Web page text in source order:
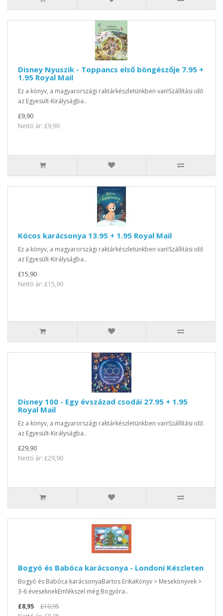
Disney Nyuszik - Toppancs első böngészője 7.95 +
1.95 Royal Mail
Ez a könyv, a magyarországi raktárkészletünkben van!Szállítási idő
az Egyesült-Királyságba..
£9,90
Nettó ár: £9,90
Kócos karácsonya 13.95 + 1.95 Royal Mail
Ez a könyv, a magyarországi raktárkészletünkben van!Szállítási idő
az Egyesült-Királyságba..
£15,90
Nettó ár: £15,90
Disney 100 - Egy évszázad csodái 27.95 + 1.95
Royal Mail
Ez a könyv, a magyarországi raktárkészletünkben van!Szállítási idő
az Egyesült-Királyságba..
£29,90
Nettó ár: £29,90
Bogyó és Babóca karácsonya - Londoni Készleten
Bogyó és Babóca karácsonyaBartos ErikaKönyv > Mesekönyvek >
3-6 éveseknekEmlékszel még Bogyóra..
£8,95
£10,95